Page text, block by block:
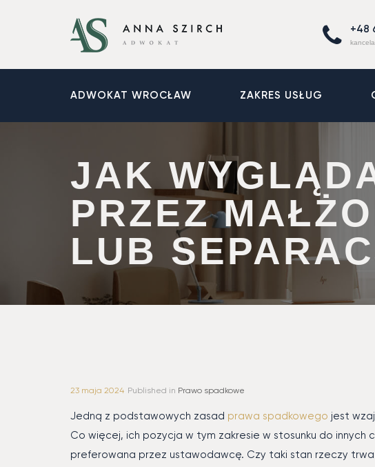
+48
ADWOKAT WROCŁAW ZAKRES USŁUG
JAK
PRZEZ
LUB
23 maja 2024 Published in Prawo spadkowe
Jedną z podstawowych zasad prawa spadkowego jest
Co więcej, ich pozycja w tym zakresie w stosunku do innych
preferowana przez ustawodawcę. Czy taki stan rzeczy